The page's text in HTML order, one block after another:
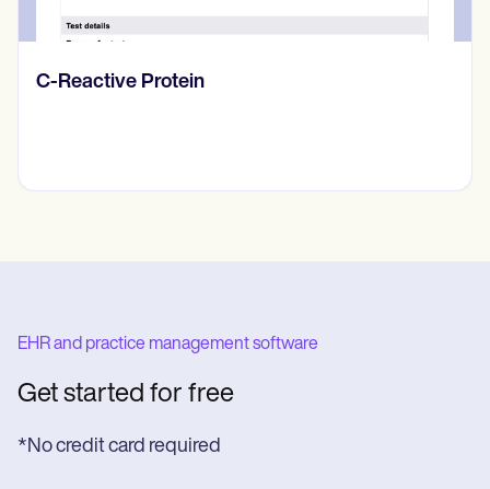
C-Reactive Protein
EHR and practice management software
Get started for free
*No credit card required